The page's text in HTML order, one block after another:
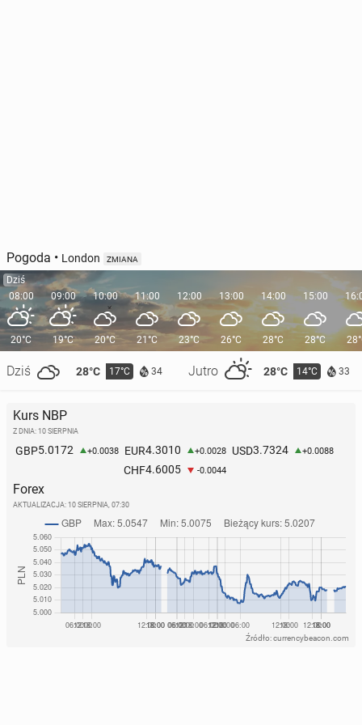
Pogoda • London ZMIANA
Dziś
08:00
20°C
Dziś 28°C 17°C 34 Jutro 28°C 14°C 33
09:00
19°C
10:00
20°C
11:00
21°C
12:00
23°C
13:00
26°C
14:00
28°C
15:00
28°C
Kurs NBP
Z DNIA: 10 SIERPNIA
GBP5.0172 +0.0038 EUR4.3010 +0.0028 USD3.7324 +0.0088
CHF4.6005 -0.0044
Forex
AKTUALIZACJA: 10 SIERPNIA, 07:30
Źródło: currencybeacon.com